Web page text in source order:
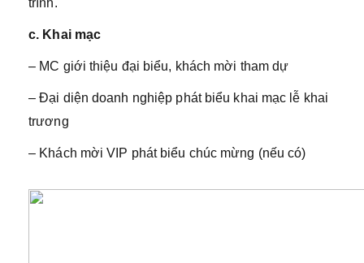
trình.
c. Khai mạc
– MC giới thiệu đại biểu, khách mời tham dự
– Đại diện doanh nghiệp phát biểu khai mạc lễ khai
trương
– Khách mời VIP phát biểu chúc mừng (nếu có)